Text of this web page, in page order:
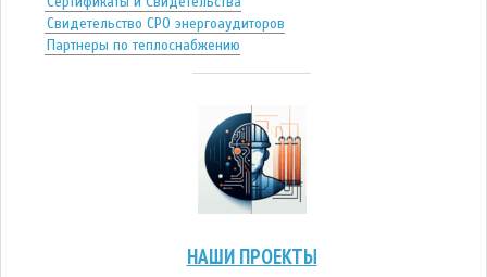
Свидетельство СРО энергоаудиторов
Партнеры по теплоснабжению
НАШИ ПРОЕКТЫ